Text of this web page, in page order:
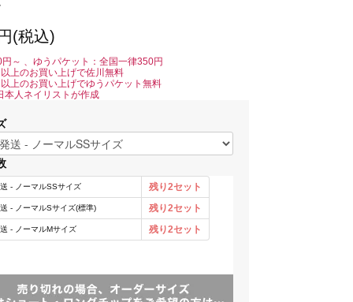
(税込)
～ 、ゆうパケット：全国一律350円
上のお買い上げで佐川無料
上のお買い上げでゆうパケット無料
本人ネイリストが作成